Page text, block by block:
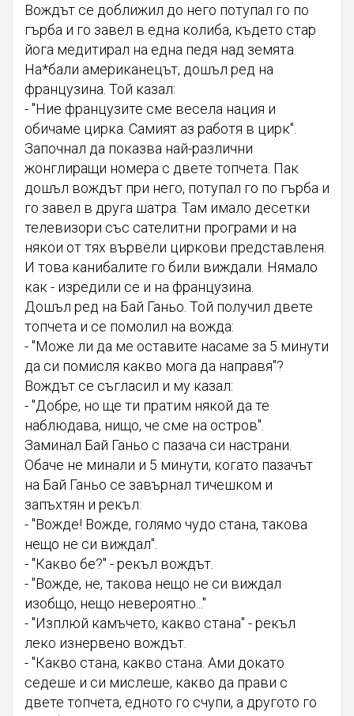
Вождът се доближил до него потупал го по
гърба и го завел в една колиба, където стар
йога медитирал на една педя над земята.
На*бали американецът, дошъл ред на
французина. Той казал:
- "Ние французите сме весела нация и
обичаме цирка. Самият аз работя в цирк".
Започнал да показва най-различни
жонглиращи номера с двете топчета. Пак
дошъл вождът при него, потупал го по гърба и
го завел в друга шатра. Там имало десетки
телевизори със сателитни програми и на
някои от тях вървели циркови представленя.
И това канибалите го били виждали. Нямало
как - изредили се и на французина.
Дошъл ред на Бай Ганьо. Той получил двете
топчета и се помолил на вожда:
- "Може ли да ме оставите насаме за 5 минути
да си помисля какво мога да направя"?
Вождът се съгласил и му казал:
- "Добре, но ще ти пратим някой да те
наблюдава, нищо, че сме на остров".
Заминал Бай Ганьо с пазача си настрани.
Обаче не минали и 5 минути, когато пазачът
на Бай Ганьо се завърнал тичешком и
запъхтян и рекъл:
- "Вожде! Вожде, голямо чудо стана, такова
нещо не си виждал".
- "Какво бе?" - рекъл вождът.
- "Вожде, не, такова нещо не си виждал
изобщо, нещо невероятно..."
- "Изплюй камъчето, какво стана" - рекъл
леко изнервено вождът.
- "Какво стана, какво стана. Ами докато
седеше и си мислеше, какво да прави с
двете топчета, едното го счупи, а другото го